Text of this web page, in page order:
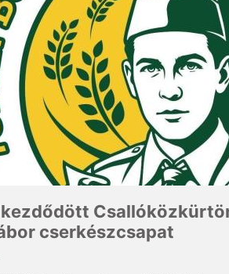
cserkészcsapat